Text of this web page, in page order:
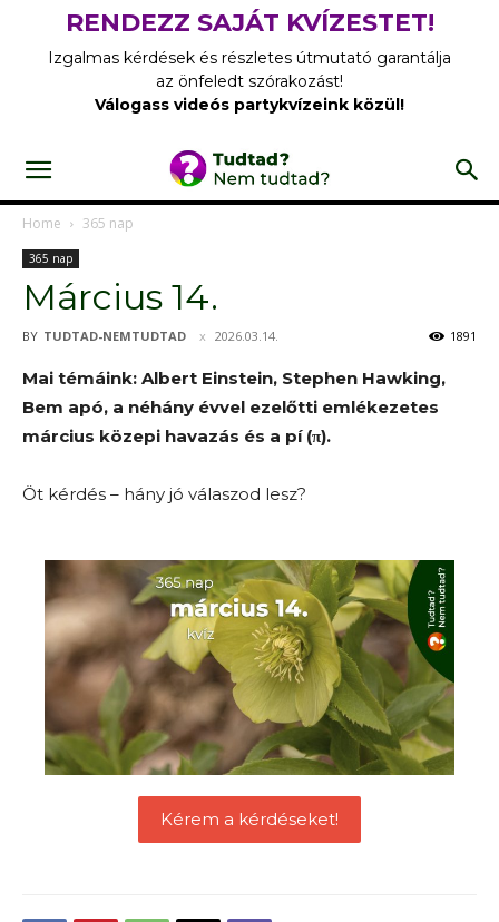
RENDEZZ SAJÁT KVÍZESTET!
Izgalmas kérdések és részletes útmutató garantálja
az önfeledt szórakozást!
Válogass videós partykvízeink közül!
Home 365 nap
365 nap
Március 14.
BY TUDTAD-NEMTUDTAD 2026.03.14. 1891
Mai témáink: Albert Einstein, Stephen Hawking,
Bem apó, a néhány évvel ezelőtti emlékezetes
március közepi havazás és a pí (π).
Öt kérdés – hány jó válaszod lesz?
Kérem a kérdéseket!